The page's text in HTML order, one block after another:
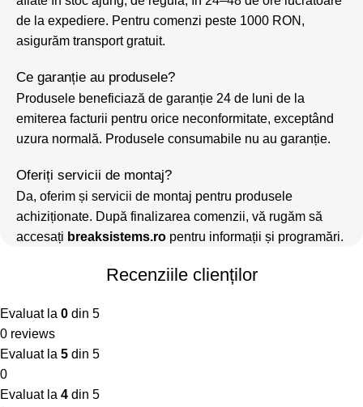
de la expediere. Pentru comenzi peste 1000 RON,
asigurăm transport gratuit.
Ce garanție au produsele?
Produsele beneficiază de garanție 24 de luni de la
emiterea facturii pentru orice neconformitate, exceptând
uzura normală. Produsele consumabile nu au garanție.
Oferiți servicii de montaj?
Da, oferim și servicii de montaj pentru produsele
achiziționate. După finalizarea comenzii, vă rugăm să
accesați breaksistems.ro pentru informații și programări.
Recenziile clienților
Evaluat la 0 din 5
0 reviews
Evaluat la 5 din 5
0
Evaluat la 4 din 5